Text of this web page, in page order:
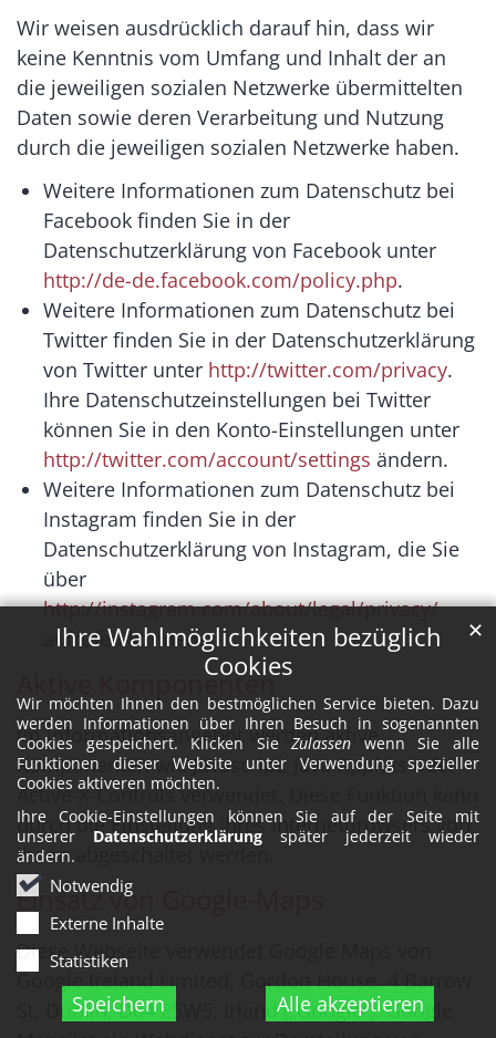
Ihre Wahlmöglichkeiten bezüglich
Cookies
Wir möchten Ihnen den bestmöglichen Service bieten. Dazu
werden Informationen über Ihren Besuch in sogenannten
Cookies gespeichert. Klicken SieZulassen wenn Sie alle
Funktionen dieser Website unter Verwendung spezieller
Cookies aktiveren möchten.
Ihre Cookie-Einstellungen können Sie auf der Seite mit
unserer Datenschutzerklärung später jederzeit wieder
ändern.
Notwendig
Externe Inhalte
Statistiken
Speichern Alle akzeptieren
✕
Wir weisen ausdrücklich darauf hin, dass wir
keine Kenntnis vom Umfang und Inhalt der an
die jeweiligen sozialen Netzwerke übermittelten
Daten sowie deren Verarbeitung und Nutzung
durch die jeweiligen sozialen Netzwerke haben.
Weitere Informationen zum Datenschutz bei
Facebook finden Sie in der
Datenschutzerklärung von Facebook unter
http://de-de.facebook.com/policy.php.
Weitere Informationen zum Datenschutz bei
Twitter finden Sie in der Datenschutzerklärung
von Twitter unter http://twitter.com/privacy.
Ihre Datenschutzeinstellungen bei Twitter
können Sie in den Konto-Einstellungen unter
http://twitter.com/account/settings ändern.
Weitere Informationen zum Datenschutz bei
Instagram finden Sie in der
Datenschutzerklärung von Instagram, die Sie
über
http://instagram.com/about/legal/privacy/
aufrufen können.
Aktive Komponenten
Im Informationsangebot werden aktive
Komponenten wie Javascript, Java-Applets oder
Active-X-Controls verwendet. Diese Funktion kann
durch die Einstellung Ihres Internetbrowsers von
Ihnen abgeschaltet werden.
Einsatz von Google-Maps
Diese Webseite verwendet Google Maps von
Google Ireland Limited, Gordon House, 4 Barrow
St, Dublin, D04 E5W5, Irland („Google“). Google